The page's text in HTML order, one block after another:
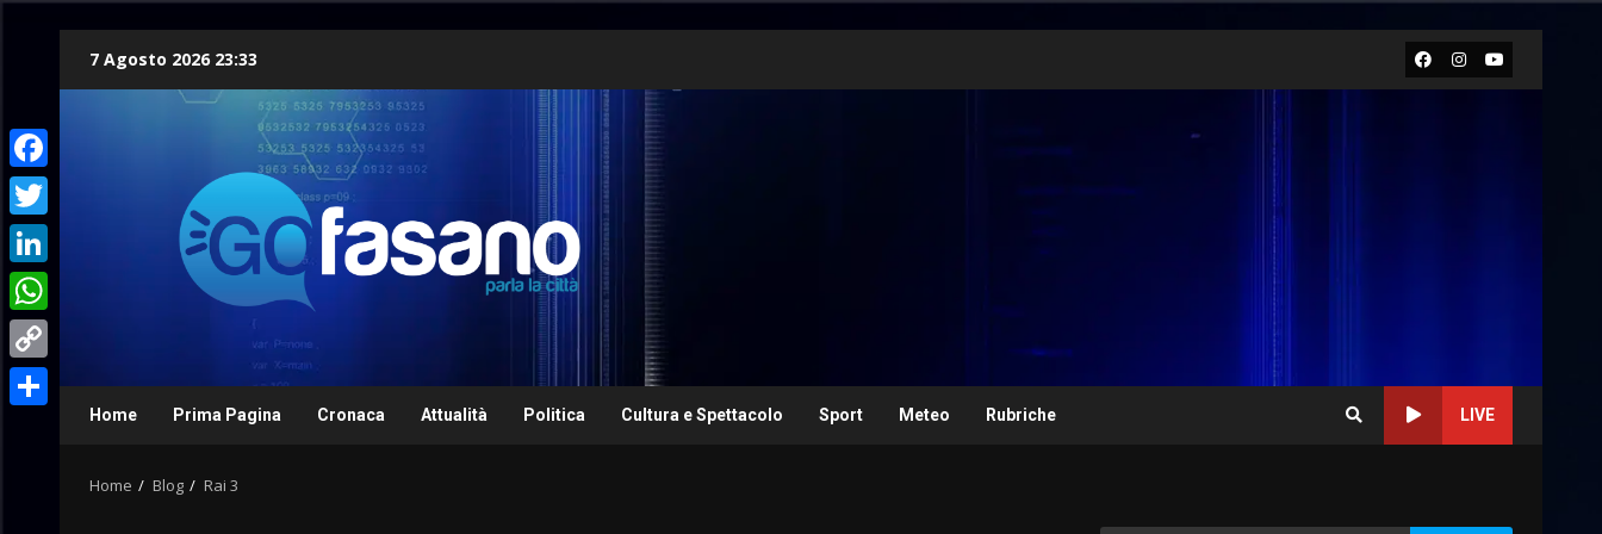
7 Agosto 2026 23:33 Facebook
Instagram
Youtube
Home Prima Pagina Cronaca Attualità Politica Cultura e Spettacolo Sport Meteo Rubriche LIVE
Home Blog Rai 3
Facebook
Twitter
LinkedIn
WhatsApp
Copy